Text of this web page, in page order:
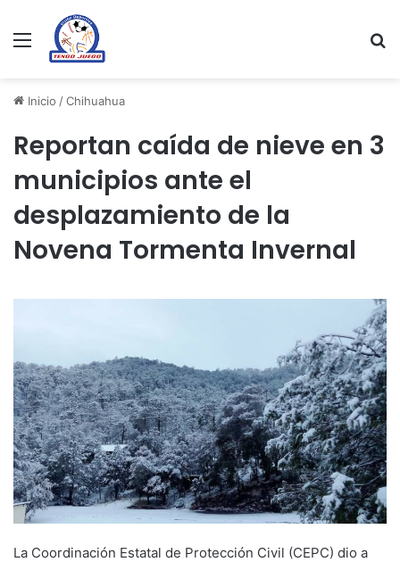
Menu
Inicio /Chihuahua
Reportan caída de nieve en 3
municipios ante el
desplazamiento de la
Novena Tormenta Invernal
La Coordinación Estatal de Protección Civil (CEPC) dio a